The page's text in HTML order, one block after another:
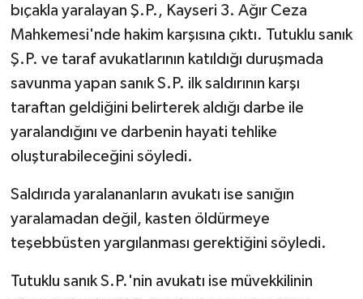
bıçakla yaralayan Ş.P., Kayseri 3. Ağır Ceza
Mahkemesi'nde hakim karşısına çıktı. Tutuklu sanık
Ş.P. ve taraf avukatlarının katıldığı duruşmada
savunma yapan sanık S.P. ilk saldırının karşı
taraftan geldiğini belirterek aldığı darbe ile
yaralandığını ve darbenin hayati tehlike
oluşturabileceğini söyledi.
Saldırıda yaralananların avukatı ise sanığın
yaralamadan değil, kasten öldürmeye
teşebbüsten yargılanması gerektiğini söyledi.
Tutuklu sanık S.P.'nin avukatı ise müvekkilinin